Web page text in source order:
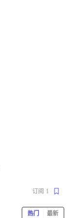
订阅 1
热门 最新